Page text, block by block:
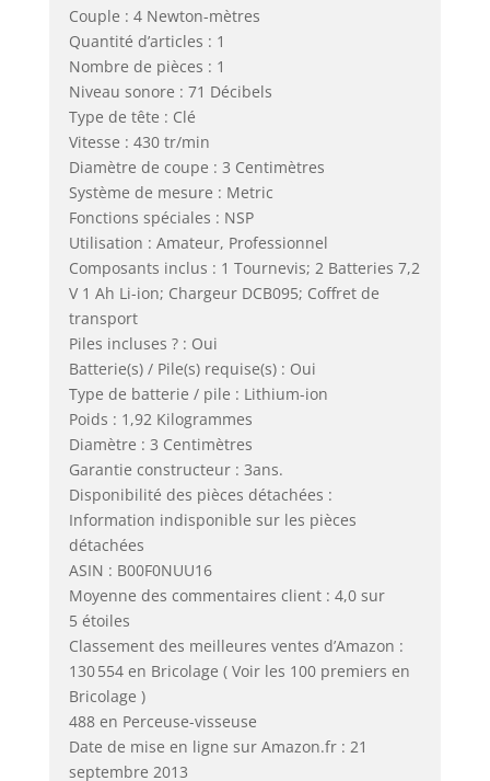
Couple : 4 Newton-mètres
Quantité d’articles : 1
Nombre de pièces : 1
Niveau sonore : 71 Décibels
Type de tête : Clé
Vitesse : 430 tr/min
Diamètre de coupe : 3 Centimètres
Système de mesure : Metric
Fonctions spéciales : NSP
Utilisation : Amateur, Professionnel
Composants inclus : 1 Tournevis; 2 Batteries 7,2
V 1 Ah Li-ion; Chargeur DCB095; Coffret de
transport
Piles incluses ? : Oui
Batterie(s) / Pile(s) requise(s) : Oui
Type de batterie / pile : Lithium-ion
Poids : 1,92 Kilogrammes
Diamètre : 3 Centimètres
Garantie constructeur : 3ans.
Disponibilité des pièces détachées :
Information indisponible sur les pièces
détachées
ASIN : B00F0NUU16
Moyenne des commentaires client : 4,0 sur
5 étoiles
Classement des meilleures ventes d’Amazon :
130 554 en Bricolage ( Voir les 100 premiers en
Bricolage )
488 en Perceuse-visseuse
Date de mise en ligne sur Amazon.fr : 21
septembre 2013